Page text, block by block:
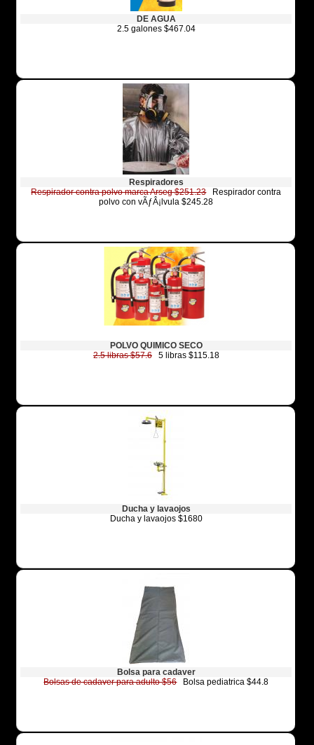
DE AGUA
2.5 galones $467.04
Respiradores
Respirador contra polvo marca Arseg $251.23Respirador contra
polvo con vÃƒÂ¡lvula $245.28
POLVO QUIMICO SECO
2.5 libras $57.65 libras $115.18
Ducha y lavaojos
Ducha y lavaojos $1680
Bolsa para cadaver
Bolsas de cadaver para adulto $56Bolsa pediatrica $44.8